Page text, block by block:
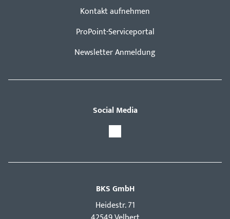
Kontakt aufnehmen
ProPoint-Serviceportal
Newsletter Anmeldung
Social Media
BKS GmbH
Hei­destr. 71